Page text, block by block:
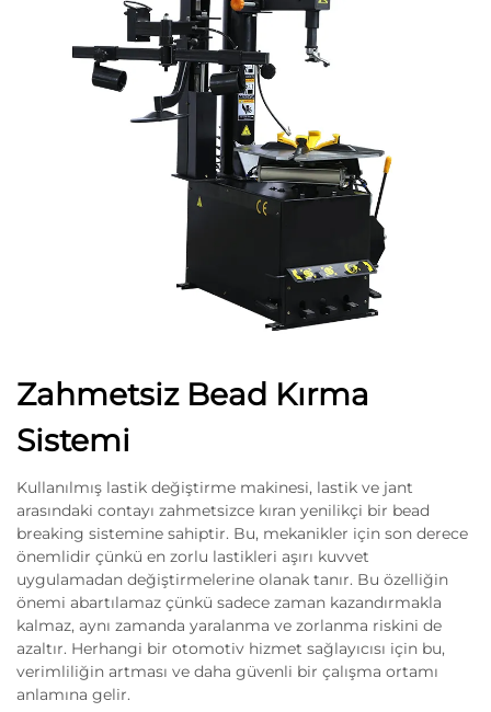
Zahmetsiz Bead Kırma
Sistemi
Kullanılmış lastik değiştirme makinesi, lastik ve jant
arasındaki contayı zahmetsizce kıran yenilikçi bir bead
breaking sistemine sahiptir. Bu, mekanikler için son derece
önemlidir çünkü en zorlu lastikleri aşırı kuvvet
uygulamadan değiştirmelerine olanak tanır. Bu özelliğin
önemi abartılamaz çünkü sadece zaman kazandırmakla
kalmaz, aynı zamanda yaralanma ve zorlanma riskini de
azaltır. Herhangi bir otomotiv hizmet sağlayıcısı için bu,
verimliliğin artması ve daha güvenli bir çalışma ortamı
anlamına gelir.